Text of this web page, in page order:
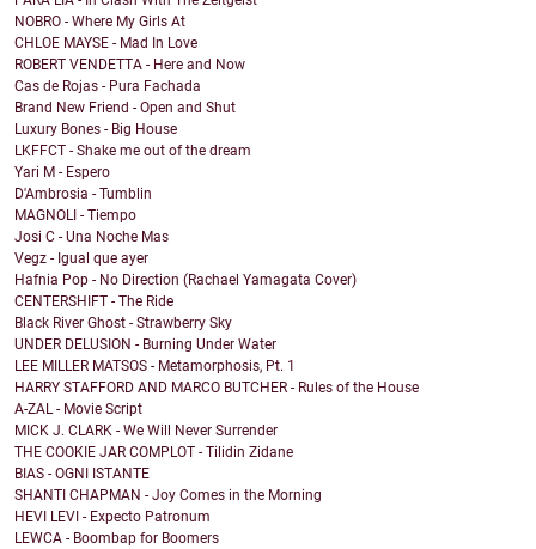
NOBRO - Where My Girls At
CHLOE MAYSE - Mad In Love
ROBERT VENDETTA - Here and Now
Cas de Rojas - Pura Fachada
Brand New Friend - Open and Shut
Luxury Bones - Big House
LKFFCT - Shake me out of the dream
Yari M - Espero
D'Ambrosia - Tumblin
MAGNOLI - Tiempo
Josi C - Una Noche Mas
Vegz - Igual que ayer
Hafnia Pop - No Direction (Rachael Yamagata Cover)
CENTERSHIFT - The Ride
Black River Ghost - Strawberry Sky
UNDER DELUSION - Burning Under Water
LEE MILLER MATSOS - Metamorphosis, Pt. 1
HARRY STAFFORD AND MARCO BUTCHER - Rules of the House
A-ZAL - Movie Script
MICK J. CLARK - We Will Never Surrender
THE COOKIE JAR COMPLOT - Tilidin Zidane
BIAS - OGNI ISTANTE
SHANTI CHAPMAN - Joy Comes in the Morning
HEVI LEVI - Expecto Patronum
LEWCA - Boombap for Boomers